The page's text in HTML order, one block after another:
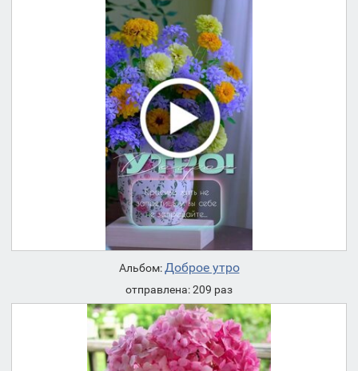
Альбом:Доброе утро
отправлена: 209 раз